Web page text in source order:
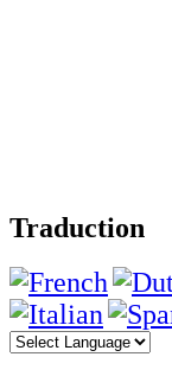
Traduction